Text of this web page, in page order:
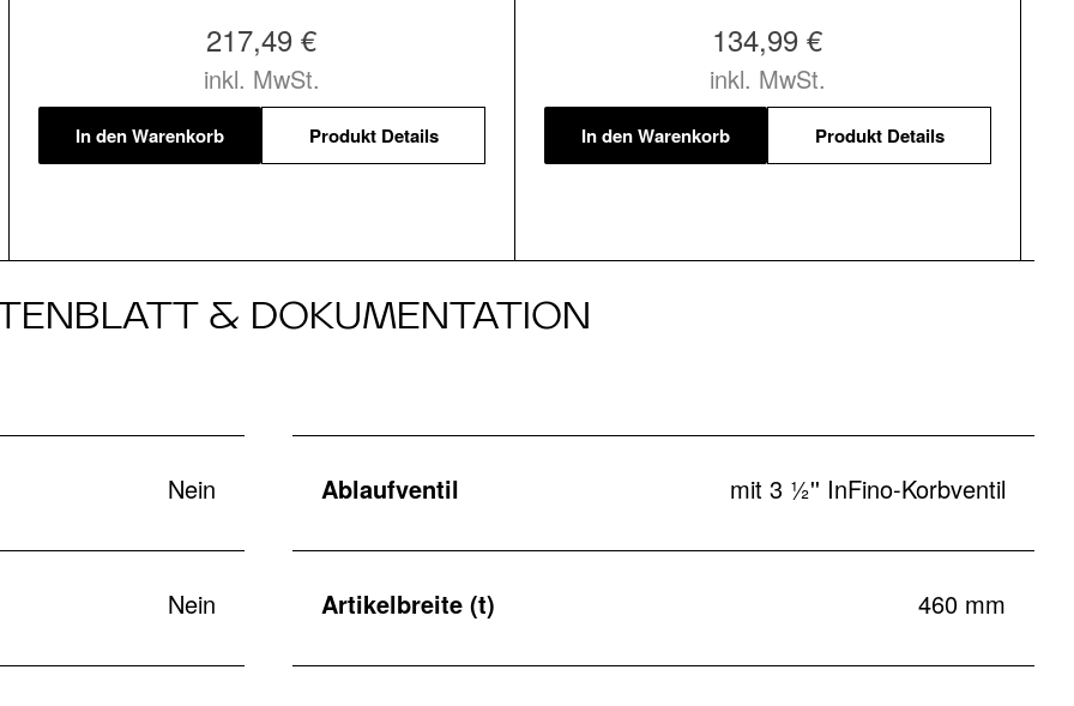
217,49 €
inkl. MwSt.
In den Warenkorb Produkt Details
134,99 €
inkl. MwSt.
In den Warenkorb Produkt Details
& DOKUMENTATION
Nein Ablaufventil mit 3 ½'' InFino-Korbventil
Nein Artikelbreite (t) 460 mm